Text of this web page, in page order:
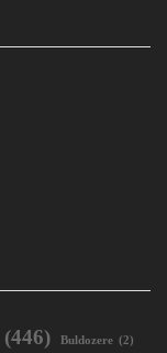
(446) Buldozere (2)